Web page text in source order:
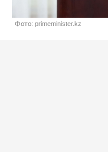
Фото: primeminister.kz